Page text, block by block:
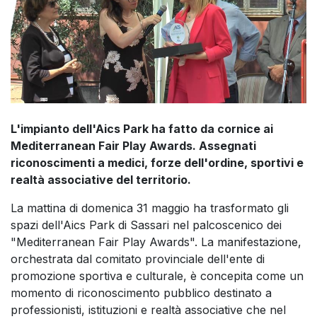
L'impianto dell'Aics Park ha fatto da cornice ai
Mediterranean Fair Play Awards. Assegnati
riconoscimenti a medici, forze dell'ordine, sportivi e
realtà associative del territorio.
La mattina di domenica 31 maggio ha trasformato gli
spazi dell'Aics Park di Sassari nel palcoscenico dei
"Mediterranean Fair Play Awards". La manifestazione,
orchestrata dal comitato provinciale dell'ente di
promozione sportiva e culturale, è concepita come un
momento di riconoscimento pubblico destinato a
professionisti, istituzioni e realtà associative che nel